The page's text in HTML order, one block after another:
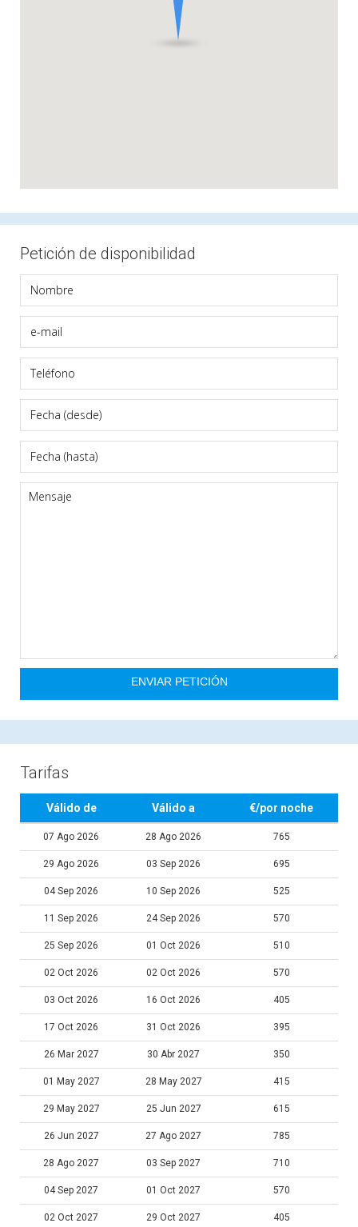
Petición de disponibilidad
Tarifas
Válido de Válido a €/por noche
07 Ago 2026 28 Ago 2026 765
29 Ago 2026 03 Sep 2026 695
04 Sep 2026 10 Sep 2026 525
11 Sep 2026 24 Sep 2026 570
25 Sep 2026 01 Oct 2026 510
02 Oct 2026 02 Oct 2026 570
03 Oct 2026 16 Oct 2026 405
17 Oct 2026 31 Oct 2026 395
26 Mar 2027 30 Abr 2027 350
01 May 2027 28 May 2027 415
29 May 2027 25 Jun 2027 615
26 Jun 2027 27 Ago 2027 785
28 Ago 2027 03 Sep 2027 710
04 Sep 2027 01 Oct 2027 570
02 Oct 2027 29 Oct 2027 405